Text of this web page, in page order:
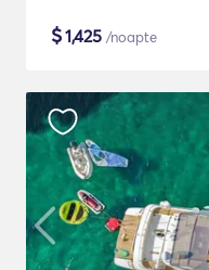
$1,425 /noapte